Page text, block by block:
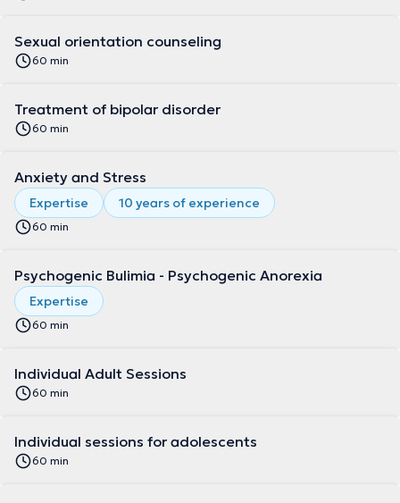
Sexual orientation counseling
60 min
Treatment of bipolar disorder
60 min
Anxiety and Stress
Expertise 10 years of experience
60 min
Psychogenic Bulimia - Psychogenic Anorexia
Expertise
60 min
Individual Adult Sessions
60 min
Individual sessions for adolescents
60 min